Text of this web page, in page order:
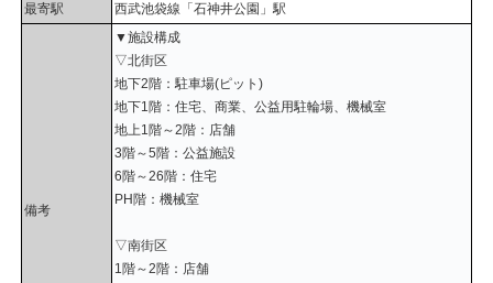
最寄駅
西武池袋線「石神井公園」駅
備考
▼施設構成
▽北街区
地下2階：駐車場(ピット)
地下1階：住宅、商業、公益用駐輪場、機械室
地上1階～2階：店舗
3階～5階：公益施設
6階～26階：住宅
PH階：機械室
▽南街区
1階～2階：店舗